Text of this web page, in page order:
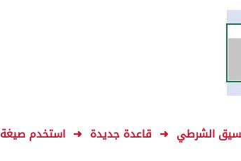
الشرطي ➜ قاعدة جديدة ➜ استخدم صيغة